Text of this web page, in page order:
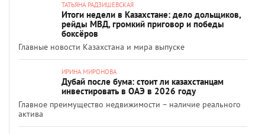
ТАТЬЯНА РАДЗИШЕВСКАЯ
Итоги недели в Казахстане: дело дольщиков,
рейды МВД, громкий приговор и победы
боксёров
Главные новости Казахстана и мира выпуске
ИРИНА МИРОНОВА
Дубай после бума: стоит ли казахстанцам
инвестировать в ОАЭ в 2026 году
Главное преимущество недвижимости – наличие реального
актива